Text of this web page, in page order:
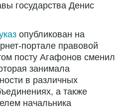
государства Денис
опубликован на
портале правовой
посту Агафонов сменил
занимала
в различных
а также
начальника